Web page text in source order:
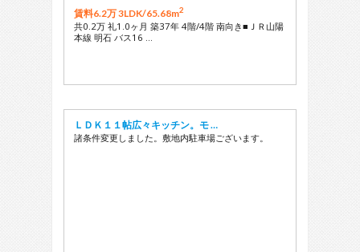
賃料6.2万 3LDK/65.68m2
共0.2万 礼1.0ヶ月 築37年 4階/4階 南向き■ＪＲ山陽
本線 明石 バス16 …
ＬＤＫ１１帖広々キッチン。モ …
諸条件変更しました。敷地内駐車場ございます。